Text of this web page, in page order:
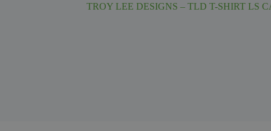
TROY LEE DESIGNS – TLD T-SHIRT LS